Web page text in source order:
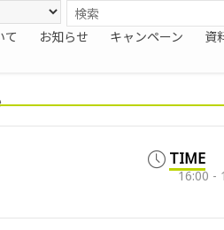
て お知らせ キャンペーン 資
TIME
16:00 -